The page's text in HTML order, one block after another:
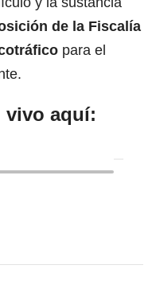
de la Fiscalía
para el
vivo aquí: